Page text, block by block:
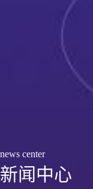
news center
新闻中心